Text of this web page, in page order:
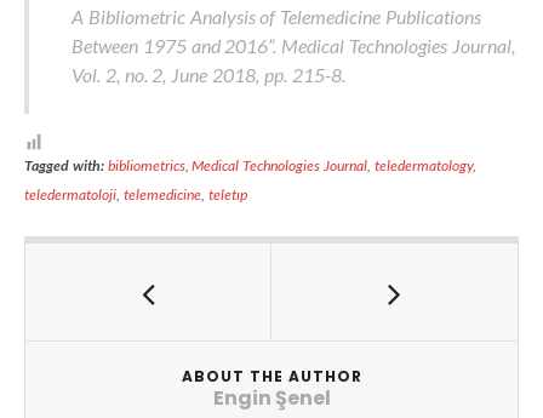
A Bibliometric Analysis of Telemedicine Publications
Between 1975 and 2016”. Medical Technologies Journal,
Vol. 2, no. 2, June 2018, pp. 215-8.
Tagged with: bibliometrics,Medical Technologies Journal teledermatology,
teledermatoloji telemedicine, teletıp
ABOUT THE AUTHOR
Engin Şenel